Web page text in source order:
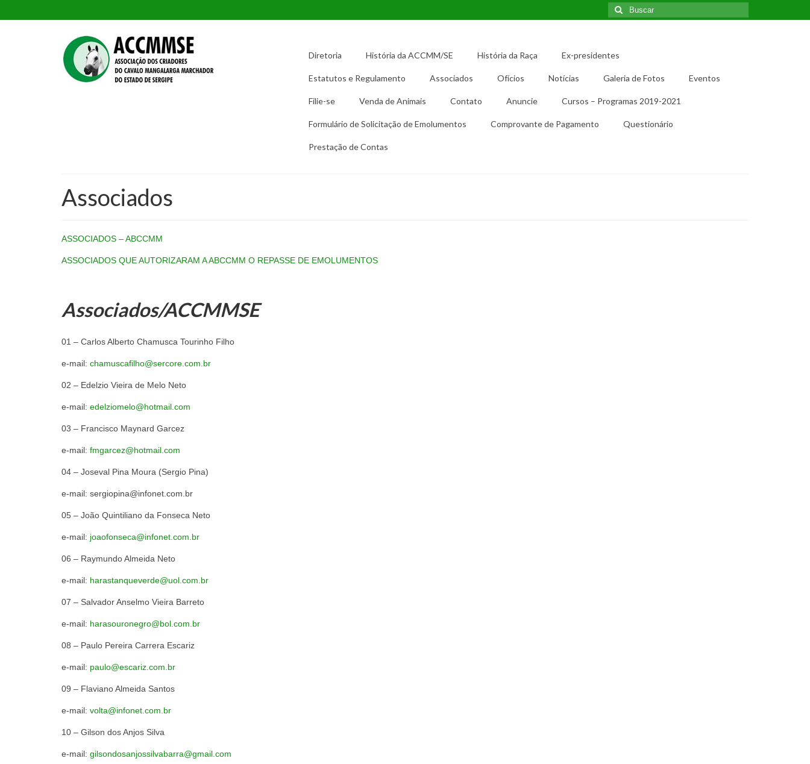
Buscar
por:
Diretoria História da ACCMM/SE História da Raça Ex-presidentes
Estatutos e Regulamento Associados Ofícios Notícias Galeria de Fotos Eventos
Filie-se Venda de Animais Contato Anuncie Cursos – Programas 2019-2021
Formulário de Solicitação de Emolumentos Comprovante de Pagamento Questionário
Prestação de Contas
Associados
ASSOCIADOS – ABCCMM
ASSOCIADOS QUE AUTORIZARAM A ABCCMM O REPASSE DE EMOLUMENTOS
Associados/ACCMMSE
01 – Carlos Alberto Chamusca Tourinho Filho
e-mail: chamuscafilho@sercore.com.br
02 – Edelzio Vieira de Melo Neto
e-mail: edelziomelo@hotmail.com
03 – Francisco Maynard Garcez
e-mail: fmgarcez@hotmail.com
04 – Joseval Pina Moura (Sergio Pina)
e-mail: sergiopina@infonet.com.br
05 – João Quintiliano da Fonseca Neto
e-mail: joaofonseca@infonet.com.br
06 – Raymundo Almeida Neto
e-mail: harastanqueverde@uol.com.br
07 – Salvador Anselmo Vieira Barreto
e-mail: harasouronegro@bol.com.br
08 – Paulo Pereira Carrera Escariz
e-mail: paulo@escariz.com.br
09 – Flaviano Almeida Santos
e-mail: volta@infonet.com.br
10 – Gilson dos Anjos Silva
e-mail: gilsondosanjossilvabarra@gmail.com